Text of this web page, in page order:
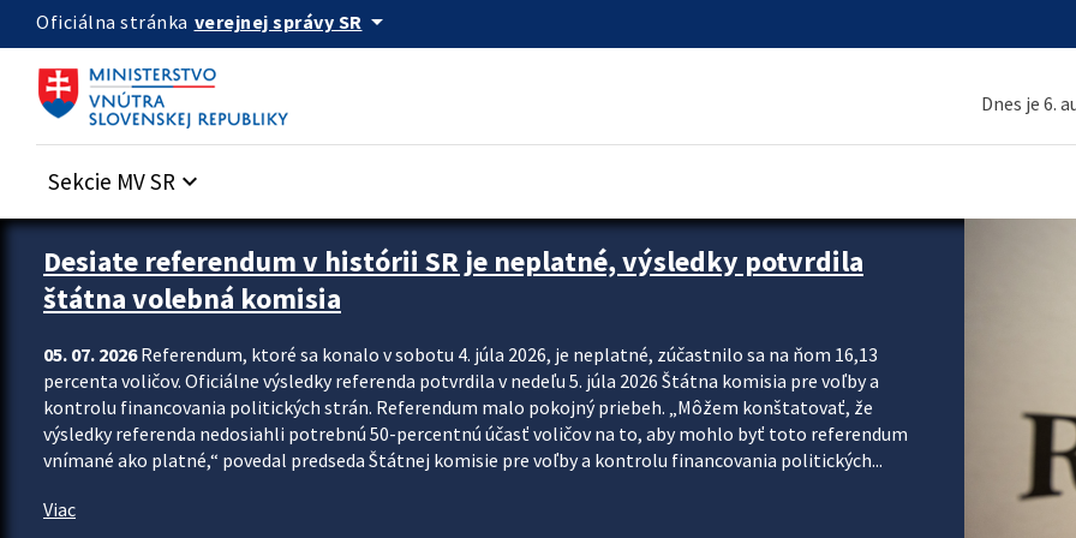
Preskocit na hlavný obsah
Oficiálna stránka verejnej správy SR arrow_drop_down
Dnes je 6.
Sekcie MV SR keyboard_arrow_down
Zastavit automatický posun upútavok
Desiate referendum v histórii SR je neplatné, výsledky potvrdila
štátna volebná komisia
05. 07. 2026Referendum, ktoré sa konalo v sobotu 4. júla 2026, je neplatné, zúčastnilo sa na ňom 16,13
percenta voličov. Oficiálne výsledky referenda potvrdila v nedeľu 5. júla 2026 Štátna komisia pre voľby a
kontrolu financovania politických strán. Referendum malo pokojný priebeh. „Môžem konštatovať, že
výsledky referenda nedosiahli potrebnú 50-percentnú účasť voličov na to, aby mohlo byť toto referendum
vnímané ako platné,“ povedal predseda Štátnej komisie pre voľby a kontrolu financovania politických...
Viac